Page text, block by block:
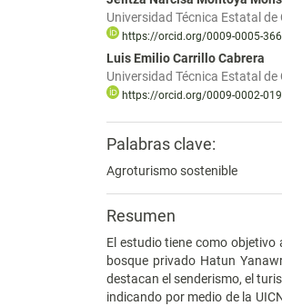
Universidad Técnica Estatal
https://orcid.org/0009-0005-
Luis Emilio Carrillo Cabrera
Universidad Técnica Estatal
https://orcid.org/0009-0002-
Palabras clave:
Agroturismo sostenible
Resumen
El estudio tiene como
bosque privado Hatun
destacan el senderismo, el
indicando por medio de la